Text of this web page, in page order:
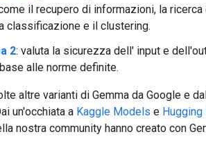
il recupero di informazioni, la
classificazione e il clustering.
2: valuta la sicurezza dell' input e
alle norme definite.
altre varianti di Gemma da Google e
un'occhiata a Kaggle Models e Hugging
nostra community hanno creato con